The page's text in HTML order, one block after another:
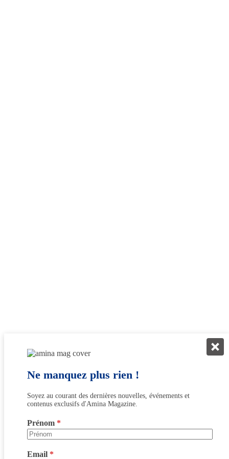
Ne manquez plus rien !
Soyez au courant des dernières nouvelles, événements et
contenus exclusifs d'Amina Magazine.
Prénom *
Email *